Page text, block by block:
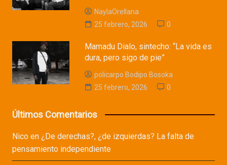
NaylaOrellana
25 febrero, 2026
0
Mamadu Dialo, sintecho: “La vida es
dura, pero sigo de pie”
policarpo Bodipo Bosoka
25 febrero, 2026
0
Últimos Comentarios
Nicoen ¿De derechas?, ¿de izquierdas? La falta de
pensamiento independiente